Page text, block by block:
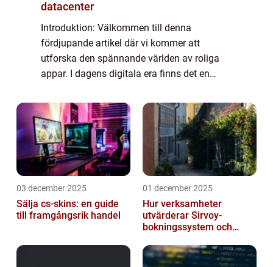
datacenter
Introduktion: Välkommen till denna
fördjupande artikel där vi kommer att
utforska den spännande världen av roliga
appar. I dagens digitala era finns det en
oss glädje och underhållning direkt i våra
mobil...
03 december 2025
Sälja cs-skins: en guide
till framgångsrik handel
01 december 2025
Hur verksamheter
utvärderar Sirvoy-
bokningssystem och